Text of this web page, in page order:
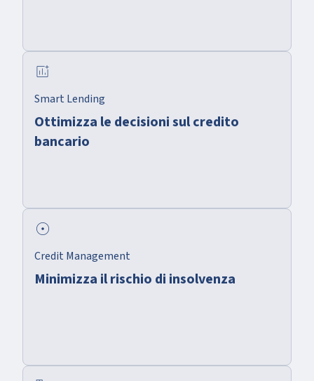
add_chart
Smart Lending
Ottimizza le decisioni sul credito
bancario
adjust
Credit Management
Minimizza il rischio di insolvenza